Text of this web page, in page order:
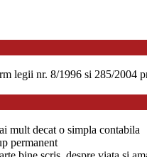
legii nr. 8/1996 si 285/2004
mult decat o simpla contabila
permanent